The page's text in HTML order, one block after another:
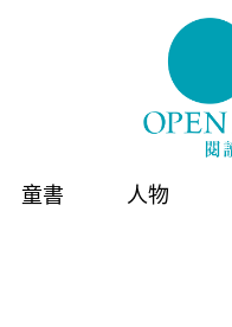
童書 人物